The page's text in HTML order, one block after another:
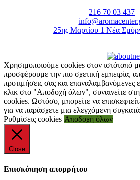
216 70 03 437
25ης Μαρτίου 1 Νέα
Χρησιμοποιούμε cookies στον ιστότοπό
προσφέρουμε την πιο σχετική εμπειρία,
προτιμήσεις σας και επαναλαμβανόμενες
κλικ στο "Αποδοχή όλων", συναινείτε
cookies. Ωστόσο, μπορείτε να
για να παράσχετε μια ελεγχόμενη
Ρυθμίσεις cookies Αποδοχή όλων
Close
Επισκόπηση απορρήτου